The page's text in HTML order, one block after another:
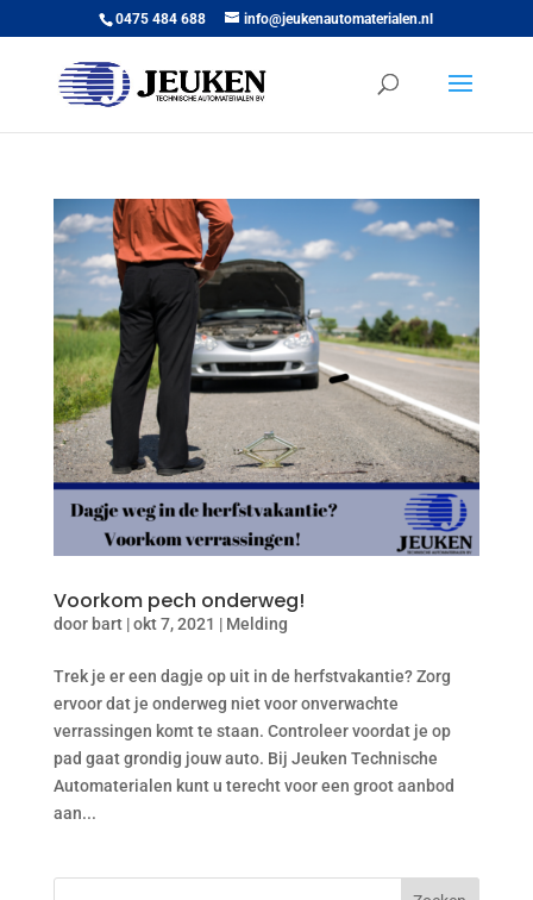
0475 484 688 info@jeukenautomaterialen.nl
Voorkom pech onderweg!
door bart|okt 7, 2021 | Melding
Trek je er een dagje op uit in de herfstvakantie? Zorg
ervoor dat je onderweg niet voor onverwachte
verrassingen komt te staan. Controleer voordat je op
pad gaat grondig jouw auto. Bij Jeuken Technische
Automaterialen kunt u terecht voor een groot aanbod
aan...